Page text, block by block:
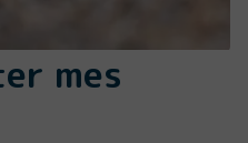
mes